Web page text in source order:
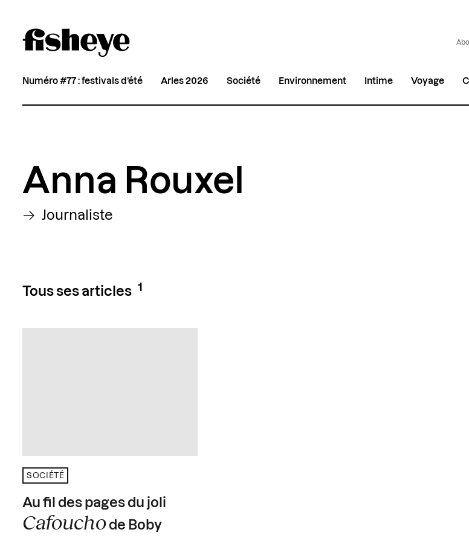
Numéro #77 : festivals d’été Arles 2026 Société Environnement Intime Voyage
Anna Rouxel
Journaliste
Tous ses articles 1
SOCIÉTÉ
Au fil des pages du joli
Cafouchode Boby